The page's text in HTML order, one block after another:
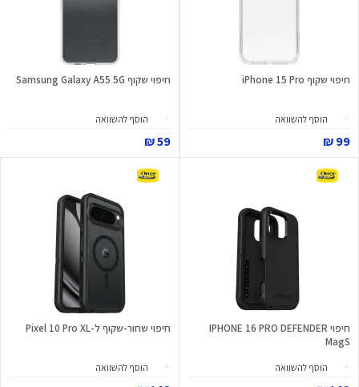
חיפוי שקוף iPhone 15 Pro
הוסף להשוואה
99 ₪
חיפוי שקוף Samsung Galaxy A55 5G
הוסף להשוואה
59 ₪
חיפוי IPHONE 16 PRO DEFENDER
MagS
הוסף להשוואה
חיפוי שחור-שקוף ל-Pixel 10 Pro XL
הוסף להשוואה